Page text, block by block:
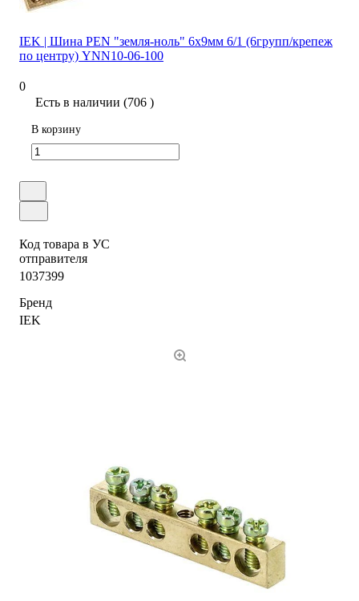
IEK | Шина PEN "земля-ноль" 6х9мм 6/1 (6групп/крепеж
по центру) YNN10-06-100
0
Есть в наличии (706 )
В корзину
Код товара в УС
отправителя
1037399
Бренд
IEK